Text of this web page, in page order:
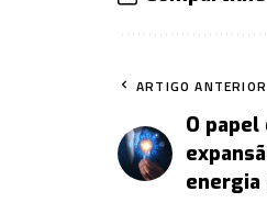
ARTIGO ANTERIOR
O
energia